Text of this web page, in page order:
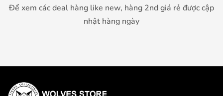
Để xem các deal hàng like new, hàng 2nd giá rẻ được cập
nhật hàng ngày